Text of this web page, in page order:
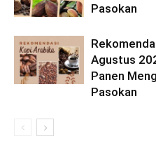
Pasokan
Agustus
Panen
Pasokan